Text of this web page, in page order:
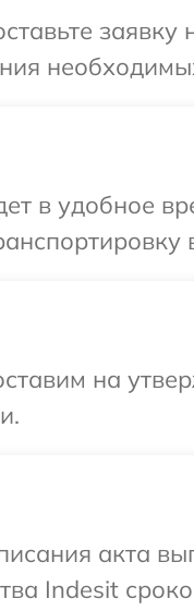
в удобное
на
акта
Indesit